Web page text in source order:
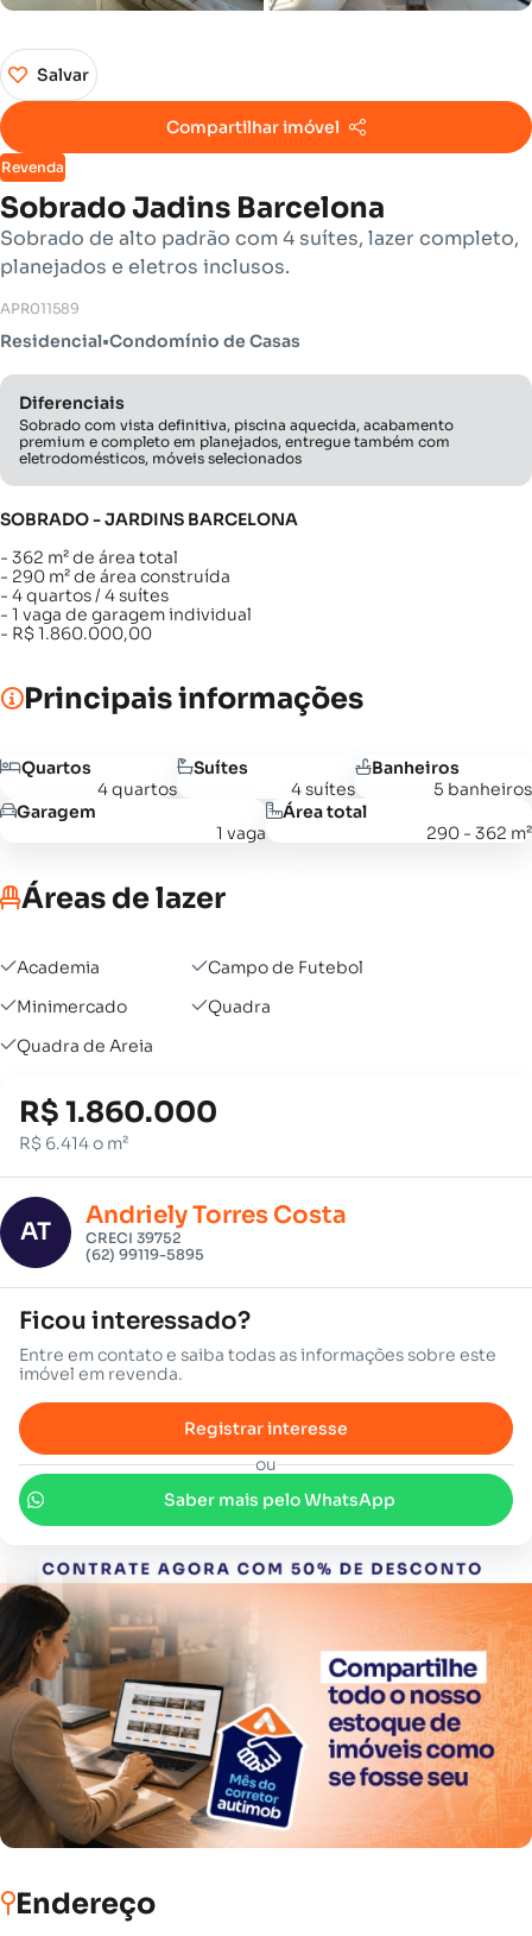
Revenda
Sobrado Jadins Barcelona
Salvar
Compartilhar imóvel
Sobrado de alto padrão com 4 suítes, lazer completo,
planejados e eletros inclusos.
APR011589
Residencial•Condomínio de Casas
Diferenciais
Sobrado com vista definitiva, piscina aquecida, acabamento
premium e completo em planejados, entregue também com
eletrodomésticos, móveis selecionados
SOBRADO - JARDINS BARCELONA
- 362 m² de área total
- 290 m² de área construída
- 4 quartos / 4 suítes
- 1 vaga de garagem individual
- R$ 1.860.000,00
Principais informações
Quartos
4 quartos
Suítes
4 suítes
Banheiros
5 banheiros
Garagem
1 vaga
Área total
290 - 362 m²
Áreas de lazer
Academia
Campo de Futebol
Minimercado
Quadra
Quadra de Areia
R$ 1.860.000
R$ 6.414 o m²
AT
Andriely Torres Costa
CRECI 39752
(62) 99119-5895
Ficou interessado?
Entre em contato e saiba todas as informações sobre este
imóvel em revenda.
Registrar interesse
ou
Saber mais pelo WhatsApp
Endereço